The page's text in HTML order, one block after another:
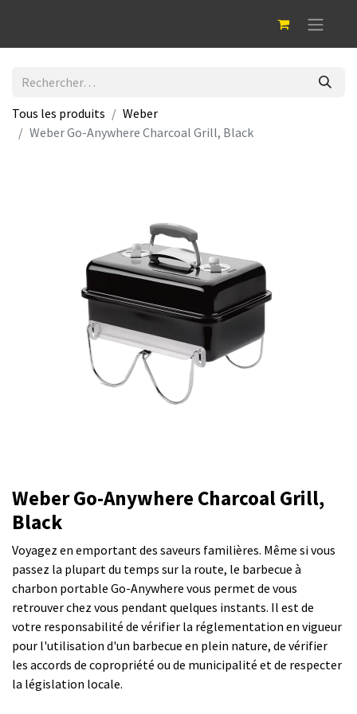
Tous les produits
Weber
Weber Go-Anywhere Charcoal Grill, Black
Weber Go-Anywhere Charcoal Grill,
Black
Voyagez en emportant des saveurs familières. Même si vous
passez la plupart du temps sur la route, le barbecue à
charbon portable Go-Anywhere vous permet de vous
retrouver chez vous pendant quelques instants. Il est de
votre responsabilité de vérifier la réglementation en vigueur
pour l'utilisation d'un barbecue en plein nature, de vérifier
les accords de copropriété ou de municipalité et de respecter
la législation locale.